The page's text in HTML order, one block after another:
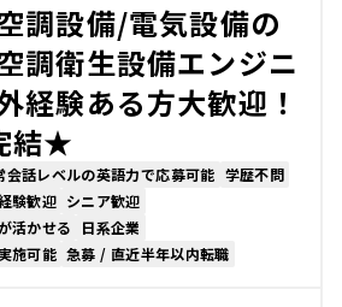
調設備/電気設備の
調衛生設備エンジニ
経験ある方大歓迎！
結★
会話レベルの英語力で応募可能 学歴不問
験歓迎 シニア歓迎
活かせる
日系企業
施可能 急募 / 直近半年以内転職